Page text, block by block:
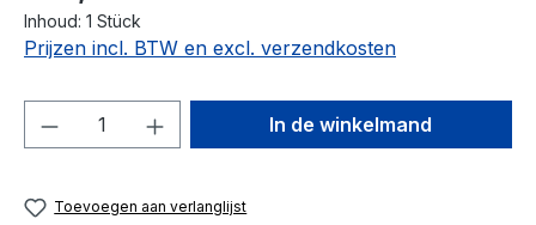
Inhoud: 1 Stück
Prijzen incl. BTW en excl. verzendkosten
Producthoeveelheid: Voer de
In de winkelmand
Toevoegen aan verlanglijst